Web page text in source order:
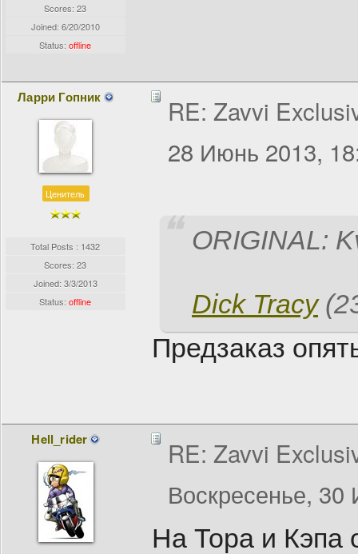
Scores: 23
Joined: 6/20/2010
Status:offline
Ларри Гопник
Ценитель
Total Posts : 1432
Scores: 23
Joined: 3/3/2013
Status:offline
RE: Zavvi
28 Июнь 2013,
ORIGINAL:
Dick Tracy
Предзаказ
Hell_rider
RE: Zavvi
Воскресенье,
На Тора и Кэпа